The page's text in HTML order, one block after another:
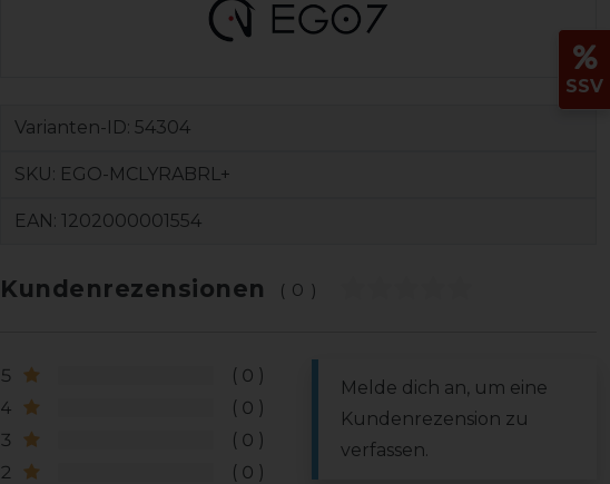
Varianten-ID: 54304
SKU: EGO-MCLYRABRL+
EAN: 1202000001554
Kundenrezensionen (0)
5
0
4
0
3
0
2
0
Melde dich an, um eine
Kundenrezension zu
verfassen.
SSV